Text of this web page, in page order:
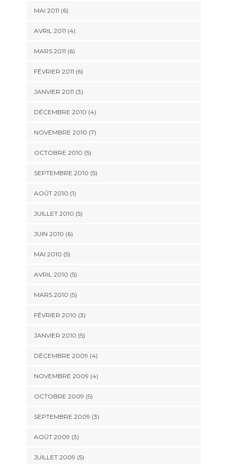
MAI 2011 (6)
AVRIL 2011 (4)
MARS 2011 (6)
FÉVRIER 2011 (6)
JANVIER 2011 (3)
DÉCEMBRE 2010 (4)
NOVEMBRE 2010 (7)
OCTOBRE 2010 (5)
SEPTEMBRE 2010 (5)
AOÛT 2010 (1)
JUILLET 2010 (5)
JUIN 2010 (6)
MAI 2010 (5)
AVRIL 2010 (5)
MARS 2010 (5)
FÉVRIER 2010 (3)
JANVIER 2010 (5)
DÉCEMBRE 2009 (4)
NOVEMBRE 2009 (4)
OCTOBRE 2009 (5)
SEPTEMBRE 2009 (3)
AOÛT 2009 (3)
JUILLET 2009 (5)